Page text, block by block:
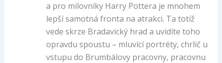
a pro milovníky Harry Pottera je mnohem
lepší samotná fronta na atrakci. Ta totiž
vede skrze Bradavický hrad a uvidíte toho
opravdu spoustu – mluvící portréty, chrlič u
vstupu do Brumbálovy pracovny, pracovnu